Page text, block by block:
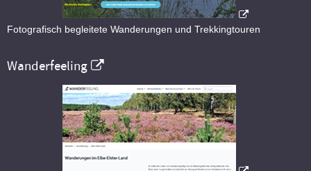
Fotografisch begleitete Wanderungen und Trekkingtouren
Wanderfeeling